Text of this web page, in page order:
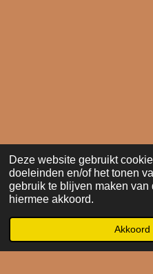
Deze website gebruikt
doeleinden en/of het tonen
gebruik te blijven maken van
hiermee akkoord.
Akkoord